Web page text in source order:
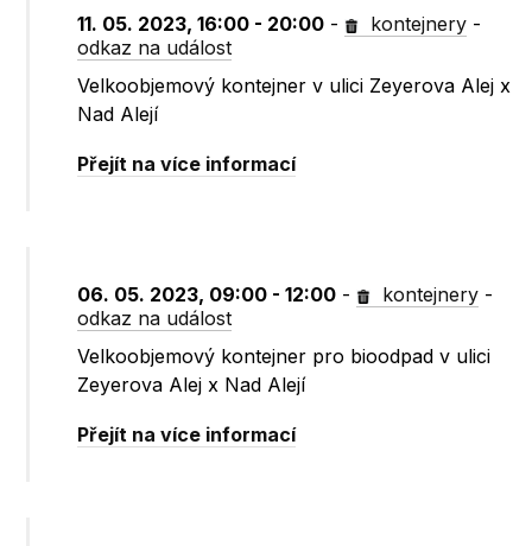
11. 05. 2023, 16:00 - 20:00 - kontejnery -
odkaz na událost
Velkoobjemový kontejner v ulici Zeyerova Alej x
Nad Alejí
Přejít na více informací
06. 05. 2023, 09:00 - 12:00 - kontejnery -
odkaz na událost
Velkoobjemový kontejner pro bioodpad v ulici
Zeyerova Alej x Nad Alejí
Přejít na více informací